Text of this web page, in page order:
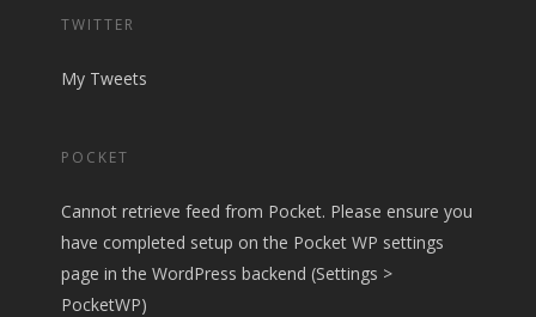
TWITTER
My Tweets
POCKET
Cannot retrieve feed from Pocket. Please ensure you
have completed setup on the Pocket WP settings
page in the WordPress backend (Settings >
PocketWP)